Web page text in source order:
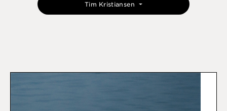
Tim Kristiansen